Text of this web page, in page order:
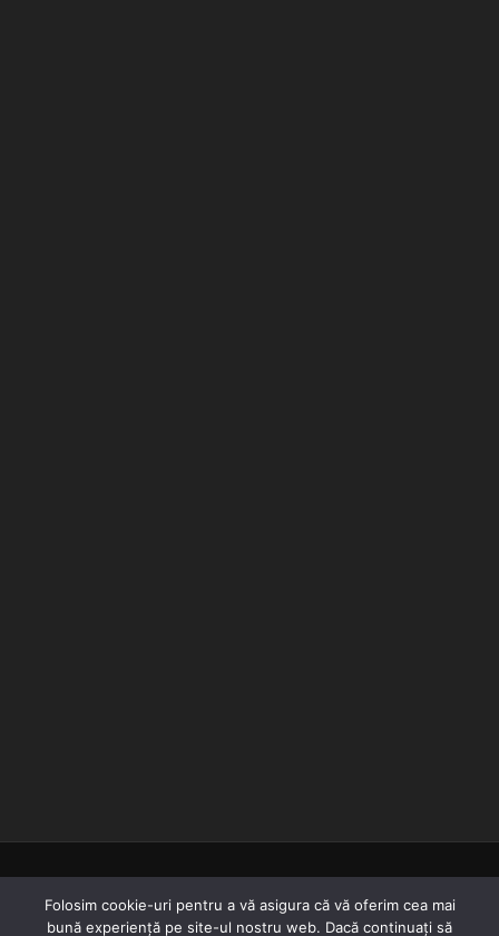
© 2018-2022
Folosim cookie-uri pentru a vă asigura că vă oferim cea mai
bună experiență pe site-ul nostru web. Dacă continuați să